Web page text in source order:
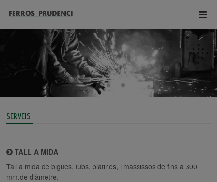
SERVEIS
TALL A MIDA
Tall a mida de bigues, tubs, platines, i massissos de fins a 300
mm.de diàmetre.